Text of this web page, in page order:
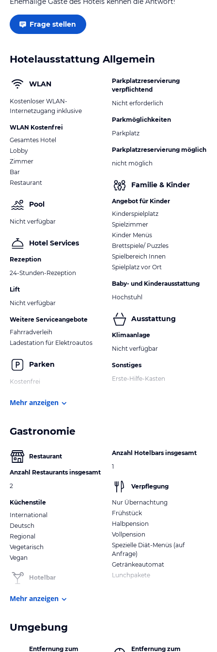
Frage stellen
Hotelausstattung Allgemein
WLAN
Kostenloser WLAN-
Internetzugang inklusive
WLAN Kostenfrei
Gesamtes Hotel
Lobby
Zimmer
Bar
Restaurant
Pool
Nicht verfügbar
Hotel Services
Rezeption
24-Stunden-Rezeption
Lift
Nicht verfügbar
Weitere Serviceangebote
Fahrradverleih
Ladestation für Elektroautos
Parken
Kostenfrei
Parkplatzreservierung
verpflichtend
Nicht erforderlich
Parkmöglichkeiten
Parkplatz
Parkplatzreservierung möglich
nicht möglich
Familie & Kinder
Angebot für Kinder
Kinderspielplatz
Spielzimmer
Kinder Menüs
Brettspiele/ Puzzles
Spielbereich Innen
Spielplatz vor Ort
Baby- und Kinderausstattung
Hochstuhl
Ausstattung
Klimaanlage
Nicht verfügbar
Sonstiges
Erste-Hilfe-Kasten
Mehr anzeigen
Gastronomie
Restaurant
Anzahl Restaurants insgesamt
2
Küchenstile
International
Deutsch
Regional
Vegetarisch
Vegan
Hotelbar
Anzahl Hotelbars insgesamt
1
Verpflegung
Nur Übernachtung
Frühstück
Halbpension
Vollpension
Spezielle Diät-Menüs (auf
Anfrage)
Getränkeautomat
Lunchpakete
Mehr anzeigen
Umgebung
Entfernung zum Entfernung zum